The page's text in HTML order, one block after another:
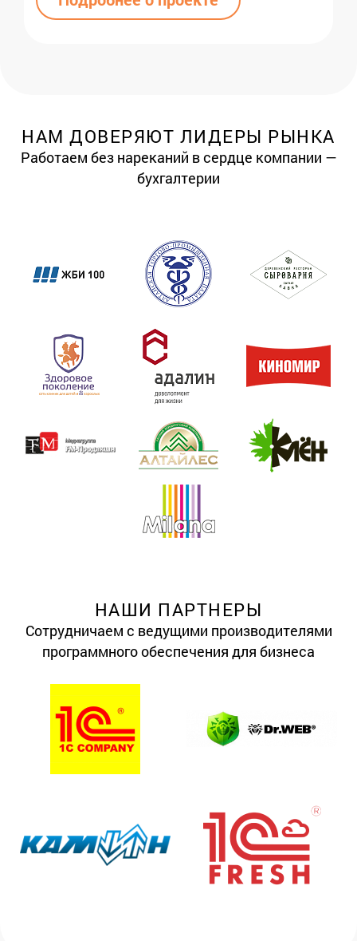
НАМ ДОВЕРЯЮТ ЛИДЕРЫ РЫНКА
Работаем без нареканий в сердце компании —
бухгалтерии
НАШИ ПАРТНЕРЫ
Сотрудничаем с ведущими производителями
программного обеспечения для бизнеса